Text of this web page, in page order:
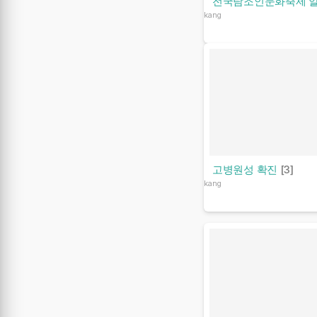
kang
고병원성 확진 [3]
kang